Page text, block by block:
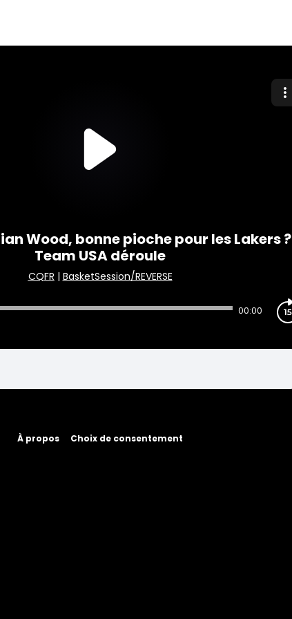
Wood, bonne pioche pour les Lakers ?
Team USA déroule
CQFR | BasketSession/REVERSE
00:00
À propos Choix de consentement